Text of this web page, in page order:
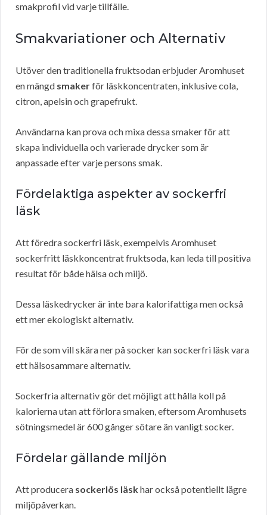
smakprofil vid varje tillfälle.
Smakvariationer och Alternativ
Utöver den traditionella fruktsodan erbjuder Aromhuset
en mängd smakerför läskkoncentraten, inklusive cola,
citron, apelsin och grapefrukt.
Användarna kan prova och mixa dessa smaker för att
skapa individuella och varierade drycker som är
anpassade efter varje persons smak.
Fördelaktiga aspekter av sockerfri
läsk
Att föredra sockerfri läsk, exempelvis Aromhuset
sockerfritt läskkoncentrat fruktsoda, kan leda till positiva
resultat för både hälsa och miljö.
Dessa läskedrycker är inte bara kalorifattiga men också
ett mer ekologiskt alternativ.
För de som vill skära ner på socker kan sockerfri läsk vara
ett hälsosammare alternativ.
Sockerfria alternativ gör det möjligt att hålla koll på
kalorierna utan att förlora smaken, eftersom Aromhusets
sötningsmedel är 600 gånger sötare än vanligt socker.
Fördelar gällande miljön
Att producera sockerlös läskhar också potentiellt lägre
miljöpåverkan.